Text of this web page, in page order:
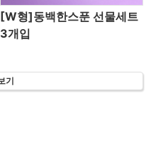
[W형]동백한스푼 선물세트
3개입
기